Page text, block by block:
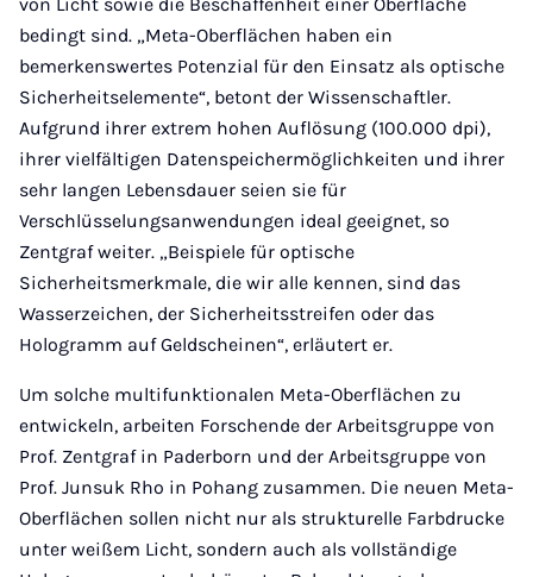
bedingt sind. „Meta-Oberflächen haben ein
bemerkenswertes Potenzial für den Einsatz als optische
Sicherheitselemente“, betont der Wissenschaftler.
Aufgrund ihrer extrem hohen Auflösung (100.000 dpi),
ihrer vielfältigen Datenspeichermöglichkeiten und ihrer
sehr langen Lebensdauer seien sie für
Verschlüsselungsanwendungen ideal geeignet, so
Zentgraf weiter. „Beispiele für optische
Sicherheitsmerkmale, die wir alle kennen, sind das
Wasserzeichen, der Sicherheitsstreifen oder das
Hologramm auf Geldscheinen“, erläutert er.
Um solche multifunktionalen Meta-Oberflächen zu
entwickeln, arbeiten Forschende der Arbeitsgruppe von
Prof. Zentgraf in Paderborn und der Arbeitsgruppe von
Prof. Junsuk Rho in Pohang zusammen. Die neuen Meta-
Oberflächen sollen nicht nur als strukturelle Farbdrucke
unter weißem Licht, sondern auch als vollständige